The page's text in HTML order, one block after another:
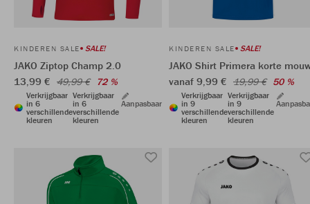
KINDEREN SALE SALE!
JAKO Ziptop Champ 2.0
13,99 € 49,99 € 72 %
Verkrijgbaar
in 6
verschillende
kleuren
Verkrijgbaar
in 6
verschillende
kleuren
Aanpasbaar
KINDEREN SALE SALE!
JAKO Shirt Primera korte
vanaf 9,99 € 19,99 € 50 %
Verkrijgbaar
in 9
verschillende
kleuren
Verkrijgbaar
in 9
verschillende
kleuren